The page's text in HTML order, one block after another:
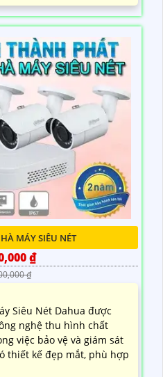
MÁY SIÊU NÉT
₫
₫
Siêu Nét Dahua được
nghệ thu hình chất
việc bảo vệ và giám sát
thiết kế đẹp mắt, phù hợp